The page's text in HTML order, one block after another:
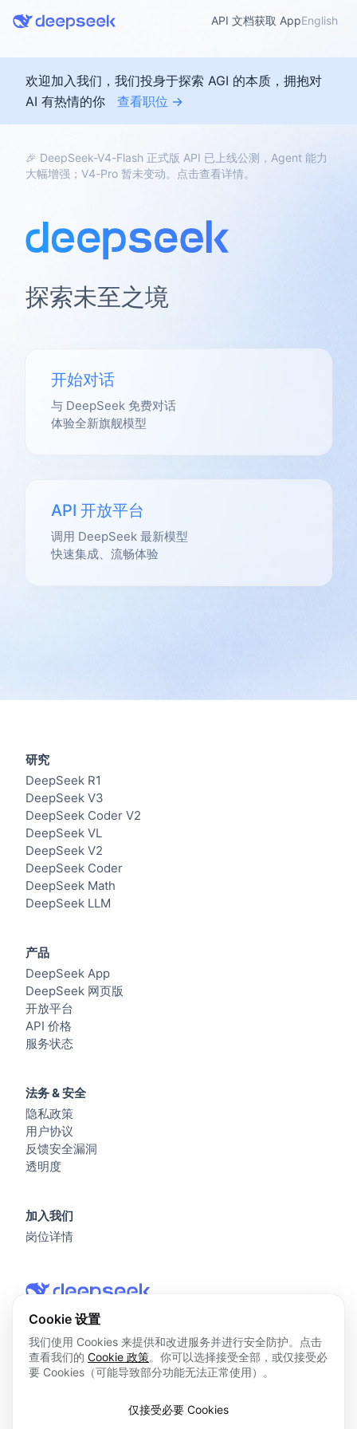
欢迎加入我们，我们投身于探索 AGI 的本质，拥抱对
AI 有热情的你
查看职位 →
🎉 DeepSeek-V4-Flash 正式版 API 已上线公测，Agent 能力
大幅增强；V4-Pro 暂未变动。点击查看详情。
探索未至之境
开始对话
与 DeepSeek 免费对话
体验全新旗舰模型
API 开放平台
调用 DeepSeek 最新模型
快速集成、流畅体验
API 文档获取 AppEnglish
© 2026 杭州深度求索人工智能基础技术研究有限公司 版权所
浙ICP备2023025841号
研究
DeepSeek R1
DeepSeek V3
DeepSeek Coder V2
DeepSeek VL
DeepSeek V2
DeepSeek Coder
DeepSeek Math
DeepSeek LLM
产品
DeepSeek App
DeepSeek 网页版
开放平台
API 价格
服务状态
法务 & 安全
隐私政策
用户协议
反馈安全漏洞
透明度
加入我们
岗位详情
Cookie 设置
我们使用 Cookies 来提供和改进服务并进行安全防护。点击
查看我们的 Cookie 政策。你可以选择接受全部，或仅接受必
要 Cookies（可能导致部分功能无法正常使用）。
仅接受必要 Cookies